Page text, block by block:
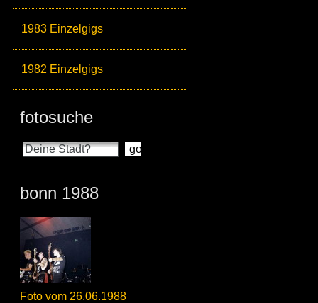
1983 Einzelgigs
1982 Einzelgigs
fotosuche
bonn 1988
Foto vom 26.06.1988